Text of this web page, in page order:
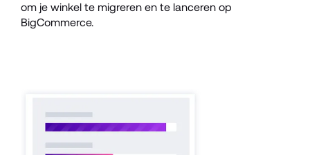
om je winkel te migreren en te lanceren op
BigCommerce.